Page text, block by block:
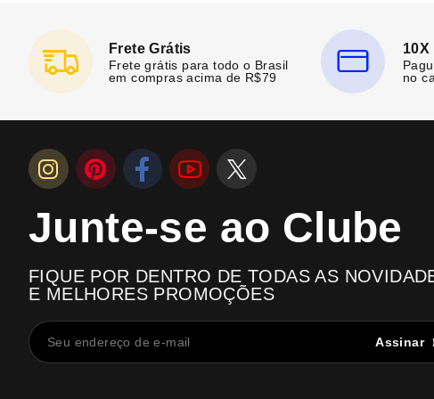
Frete Grátis
Frete grátis para todo o Brasil
em compras acima de R$79
no
Junte-se ao Clube
FIQUE POR DENTRO DE TODAS AS
E MELHORES PROMOÇÕES
Assinar